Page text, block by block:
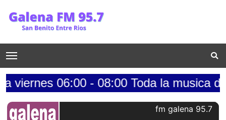
06:00 - 08:00 Toda la musica de los